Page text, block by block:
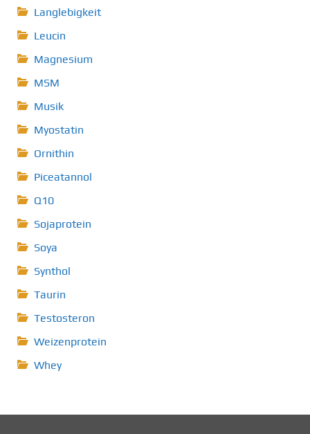
Langlebigkeit
Leucin
Magnesium
MSM
Musik
Myostatin
Ornithin
Piceatannol
Q10
Sojaprotein
Soya
Synthol
Taurin
Testosteron
Weizenprotein
Whey